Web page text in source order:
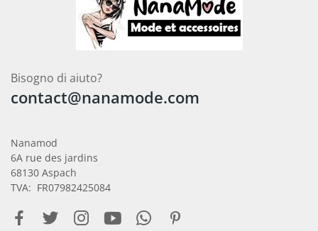
Bisogno di aiuto?
contact@nanamode.com
Nanamod
6A rue des jardins
68130 Aspach
TVA: FR07982425084